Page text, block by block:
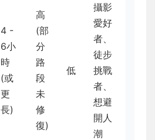
4 -
6小
時
(或
更
長)
高
(部
分
路
段
未
修
復)
低
攝影
愛好
者、
徒步
挑戰
者、
想避
開人
潮